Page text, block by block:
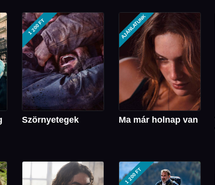
1 200 FT
Szörnyetegek
AJÁNLATUNK
Ma már holnap van
1 200 FT